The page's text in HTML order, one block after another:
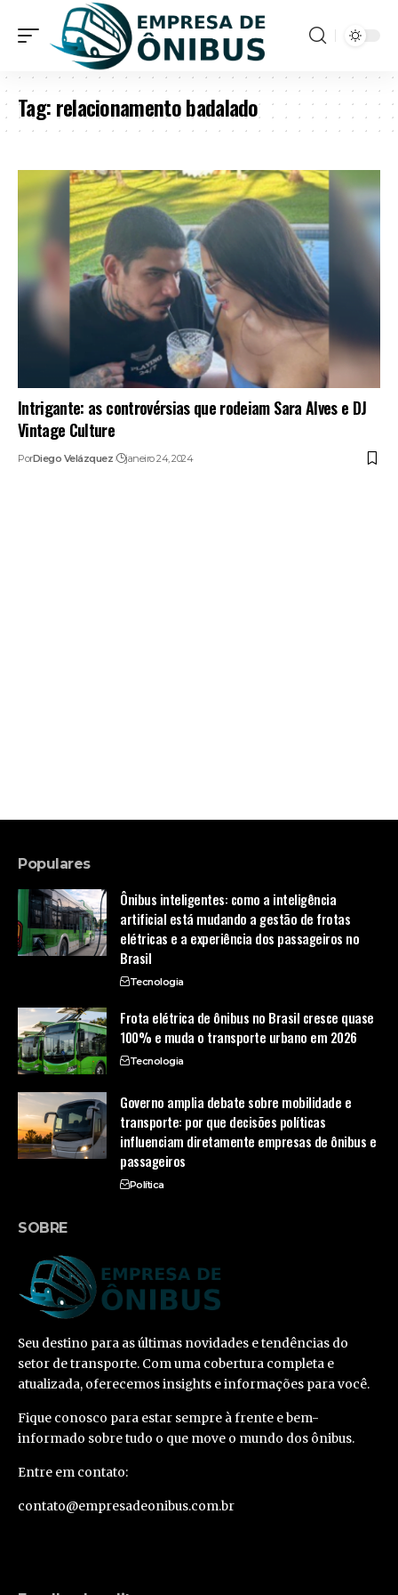
Tag:relacionamento badalado
Intrigante: as controvérsias que rodeiam Sara Alves e DJ
Vintage Culture
PorDiego Velázquez janeiro 24, 2024
Populares
Ônibus inteligentes: como a inteligência
artificial está mudando a gestão de frotas
elétricas e a experiência dos passageiros no
Brasil
Tecnologia
Frota elétrica de ônibus no Brasil cresce quase
100% e muda o transporte urbano em 2026
Tecnologia
Governo amplia debate sobre mobilidade e
transporte: por que decisões políticas
influenciam diretamente empresas de ônibus e
passageiros
Política
SOBRE
Seu destino para as últimas novidades e tendências do
setor de transporte. Com uma cobertura completa e
atualizada, oferecemos insights e informações para você.
Fique conosco para estar sempre à frente e bem-
informado sobre tudo o que move o mundo dos ônibus.
Entre em contato:
contato@empresadeonibus.com.br